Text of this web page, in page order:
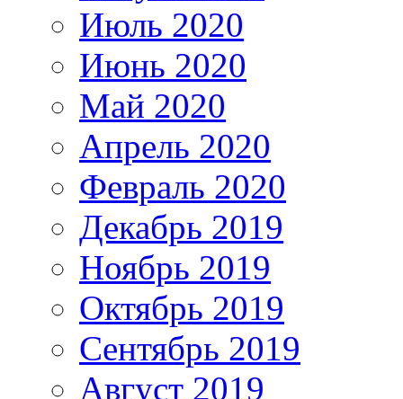
Июль 2020
Июнь 2020
Май 2020
Апрель 2020
Февраль 2020
Декабрь 2019
Ноябрь 2019
Октябрь 2019
Сентябрь 2019
Август 2019